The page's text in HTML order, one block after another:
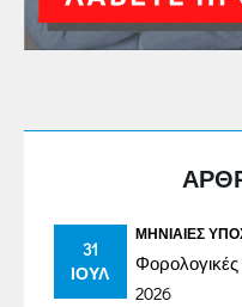
31
ΙΟΎΛ
ΜΗΝΙΑΊΕΣ
2026